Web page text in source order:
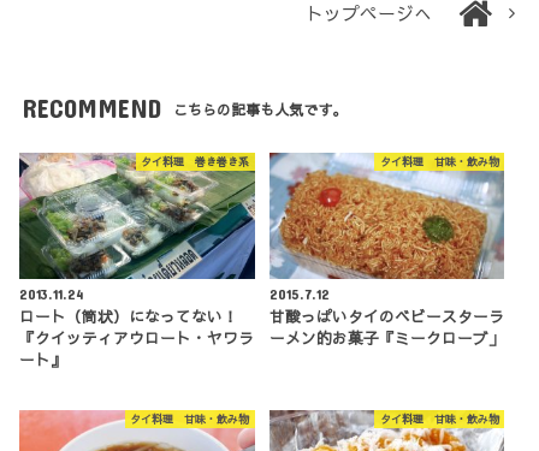
トップページへ
RECOMMEND こちらの記事も人気です。
タイ料理 巻き巻き系
2013.11.24
ロート（筒状）になってない！
『クイッティアウロート・ヤワラ
ート』
タイ料理 甘味・飲み物
2015.7.12
甘酸っぱいタイのベビースターラ
ーメン的お菓子『ミークローブ」
タイ料理 甘味・飲み物 タイ料理 甘味・飲み物